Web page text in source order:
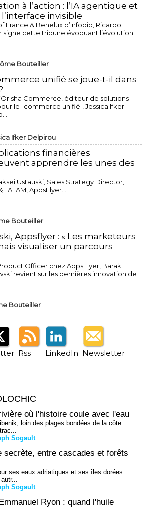
à l’action : l’IA agentique et
invisible
France & Benelux d’Infobip, Ricardo
signe cette tribune évoquant l’évolution
Bouteiller
unifié se joue-t-il dans
Commerce, éditeur de solutions
le "commerce unifié", Jessica Ifker
Ifker Delpirou
financières
apprendre les unes des
Ustauski, Sales Strategy Director,
LATAM, AppsFlyer...
Bouteiller
Appsflyer : « Les marketeurs
visualiser un parcours
Officer chez AppsFlyer, ​Barak
revient sur les dernières innovation de
Bouteiller
Rss LinkedIn Newsletter
où l'histoire coule avec l'eau
loin des plages bondées de la côte
Sogault
secrète, entre cascades et forêts
ses eaux adriatiques et ses îles dorées.
Sogault
Ryon : quand l'huile